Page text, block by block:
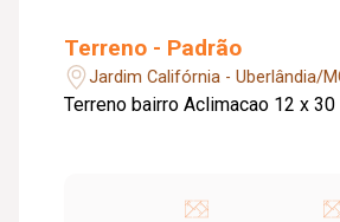
Terreno - Padrão
Jardim Califórnia - Uberlândia/
Terreno bairro Aclimacao 12 x 30